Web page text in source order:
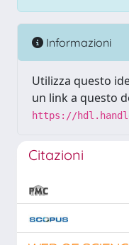
Informazioni
Utilizza questo
un link a questo
https://
Citazioni